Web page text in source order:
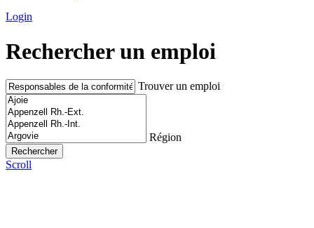
Login
Rechercher un emploi
Trouver un emploi
Région
Scroll